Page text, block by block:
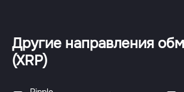
Другие направления
(XRP)